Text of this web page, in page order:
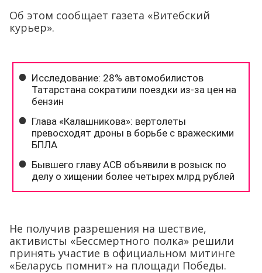
Об этом сообщает газета «Витебский
курьер».
Не получив разрешения на шествие,
активисты «Бессмертного полка» решили
принять участие в официальном митинге
«Беларусь помнит» на площади Победы.